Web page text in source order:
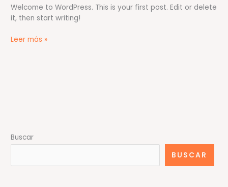
Welcome to WordPress. This is your first post. Edit or delete
it, then start writing!
Leer más »
Buscar
BUSCAR